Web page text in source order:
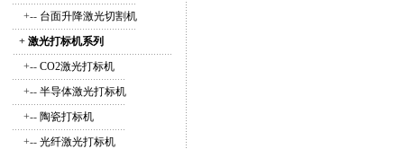
+-- 台面升降激光切割机
+ 激光打标机系列
+--CO2激光打标机
+--半导体激光打标机
+-- 陶瓷打标机
+--光纤激光打标机